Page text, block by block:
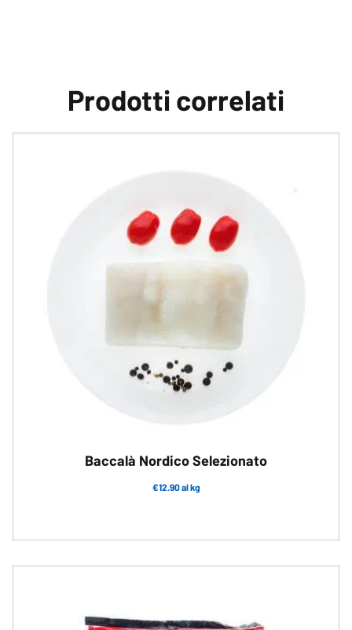
Prodotti correlati
Baccalà Nordico Selezionato
€12.90 al kg